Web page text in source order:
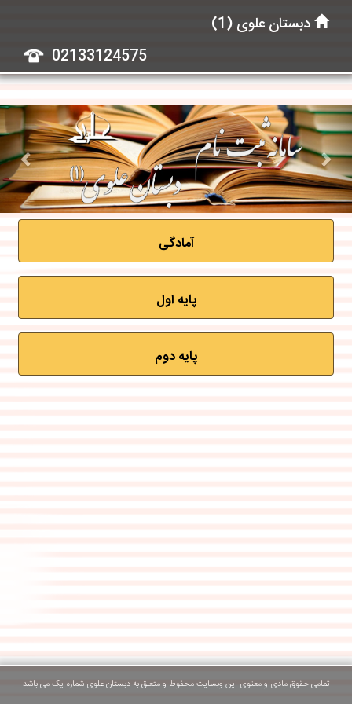
دبستان علوی (1)
02133124575
Next
آمادگی
پایه اول
پایه دوم
تمامی حقوق مادی و معنوی این وبسایت محفوظ و متعلق به دبستان علوی شماره یک می باشد